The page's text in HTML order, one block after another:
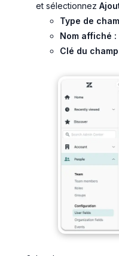
et sélectionnez
Type de
Nom affiché :
Clé du